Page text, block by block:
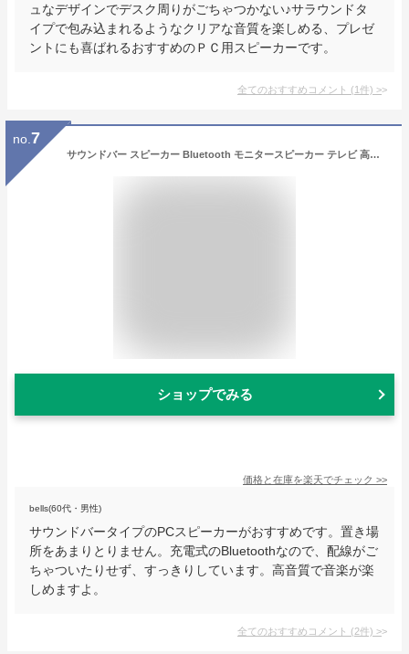
ュなデザインでデスク周りがごちゃつかない♪サラウンドタ
イプで包み込まれるようなクリアな音質を楽しめる、プレゼ
ントにも喜ばれるおすすめのＰＣ用スピーカーです。
全てのおすすめコメント (1件) >
no. 7
サウンドバー スピーカー Bluetooth モニタースピーカー テレビ 高音質 薄型 コンパクト ゲームスピーカー PCスピーカー PC パソコン 有線スピーカー テレビスピーカー スマホ 充電式 バッテリー内蔵 20W出力
ショップでみる
価格と在庫を楽天でチェック >>
bells(60代・男性)
サウンドバータイプのPCスピーカーがおすすめです。置き場
所をあまりとりません。充電式のBluetoothなので、配線がご
ちゃついたりせず、すっきりしています。高音質で音楽が楽
しめますよ。
全てのおすすめコメント (2件) >